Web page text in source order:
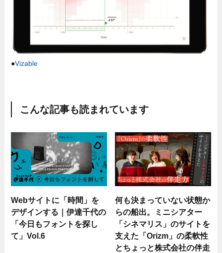
●Vizable
こんな記事も読まれています
Webサイトに「時間」を
デザインする｜伊達千代の
「今日もフォントを探し
て」Vol.6
何も決まっていない状態か
らの船出。ミニシアター
「シネマリス」のサイトを
支えた「Orizm」の柔軟性
とちょっと株式会社の伴走